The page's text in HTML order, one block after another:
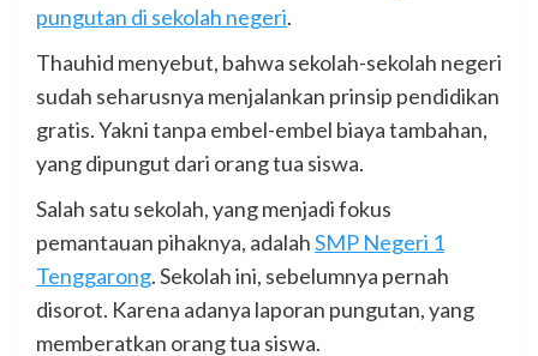
pungutan di sekolah negeri.
Thauhid menyebut, bahwa sekolah-sekolah negeri
sudah seharusnya menjalankan prinsip pendidikan
gratis. Yakni tanpa embel-embel biaya tambahan,
yang dipungut dari orang tua siswa.
Salah satu sekolah, yang menjadi fokus
pemantauan pihaknya, adalahSMP Negeri 1
Tenggarong. Sekolah ini, sebelumnya pernah
disorot. Karena adanya laporan pungutan, yang
memberatkan orang tua siswa.